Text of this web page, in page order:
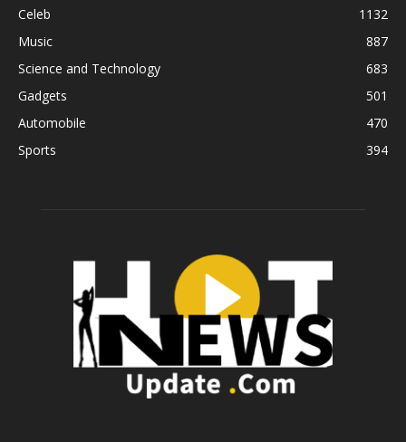
Celeb
1132
Music
887
Science and Technology
683
Gadgets
501
Automobile
470
Sports
394